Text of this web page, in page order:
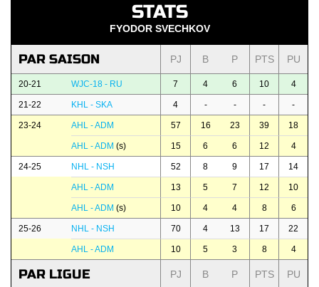
STATS
FYODOR SVECHKOV
PAR SAISON PJ B P PTS PU
20-21 WJC-18 - RU 7 4 6 10 4
21-22 KHL - SKA 4 - - - -
23-24 AHL - ADM 57 16 23 39 18
AHL - ADM (s) 15 6 6 12 4
24-25 NHL - NSH 52 8 9 17 14
AHL - ADM 13 5 7 12 10
AHL - ADM (s) 10 4 4 8 6
25-26 NHL - NSH 70 4 13 17 22
AHL - ADM 10 5 3 8 4
PAR LIGUE PJ B P PTS PU